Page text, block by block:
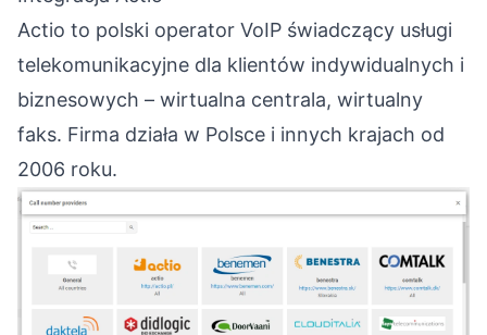
Actio to polski operator VoIP świadczący usługi
telekomunikacyjne dla klientów indywidualnych i
biznesowych – wirtualna centrala, wirtualny
faks. Firma działa w Polsce i innych krajach od
2006 roku.